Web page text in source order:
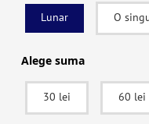
Investigații Știri |
facebook|
Lunar O
Alege suma
30 lei 60 lei